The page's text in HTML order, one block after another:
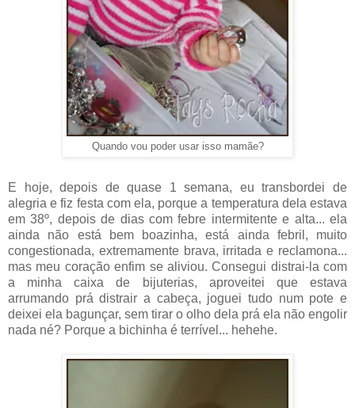
Quando vou poder usar isso mamãe?
E hoje, depois de quase 1 semana, eu transbordei de
alegria e fiz festa com ela, porque a temperatura dela estava
em 38º, depois de dias com febre intermitente e alta... ela
ainda não está bem boazinha, está ainda febril, muito
congestionada, extremamente brava, irritada e reclamona...
mas meu coração enfim se aliviou. Consegui distrai-la com
a minha caixa de bijuterias, aproveitei que estava
arrumando prá distrair a cabeça, joguei tudo num pote e
deixei ela bagunçar, sem tirar o olho dela prá ela não engolir
nada né? Porque a bichinha é terrível... hehehe.